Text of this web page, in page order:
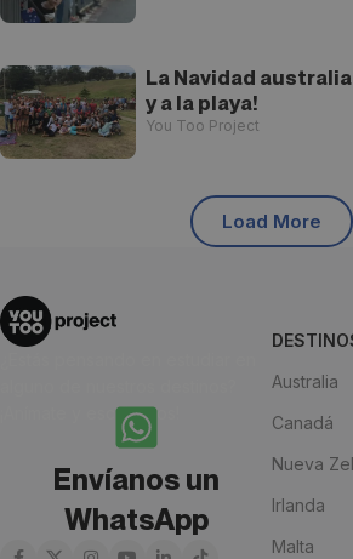
La Navidad
y a la playa!
You Too Project
Load More
¡Anímate y escríbenos!
Envíanos un
WhatsApp
Australia
Canadá
Nueva
Irlanda
Malta